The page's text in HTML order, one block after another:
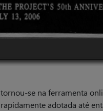
tornou-se na ferramenta
rapidamente adotada até